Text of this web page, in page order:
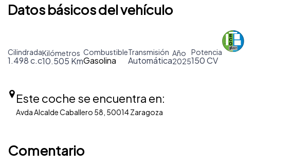
Datos básicos del vehículo
Cilindrada
1.498 c.c
Kilómetros
10.505 Km
Combustible
Gasolina
Transmisión
Automática
Año
2025
Potencia
150 CV
Este coche se encuentra en:
Avda Alcalde Caballero 58, 50014 Zaragoza
Comentario